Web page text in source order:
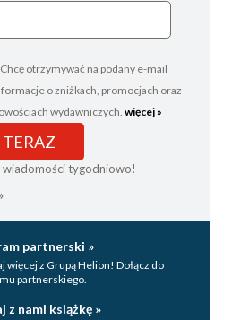
Chcę otrzymywać na podany e-mail
o zniżkach, promocjach oraz
wydawniczych. więcej »
wiadomości tygodniowo!
partnerski »
więcej z Grupą Helion! Dołącz do
partnerskiego.
z nami książkę »